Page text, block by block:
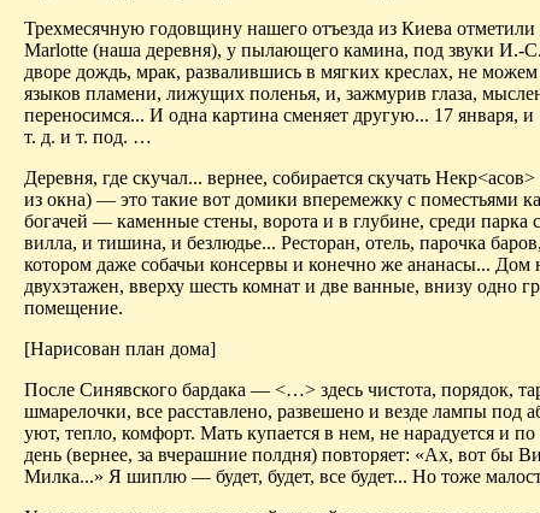
Трехмесячную годовщину нашего отъезда из Киева отметили
Marlotte (наша деревня), у пылающего камина, под звуки И.-
дворе дождь, мрак, развалившись в мягких креслах, не можем
языков пламени, лижущих поленья, и, зажмурив глаза,
переносимся... И одна картина сменяет другую... 17 января, и
т. д. и т. под. …
Деревня, где скучал... вернее, собирается скучать
из окна) — это такие вот домики вперемежку с поместьями
богачей — каменные стены, ворота и в глубине, среди парка
вилла, и тишина, и безлюдье... Ресторан, отель, парочка
котором даже собачьи консервы и конечно же ананасы... Дом
двухэтажен, вверху шесть комнат и две ванные, внизу одно
помещение.
[Нарисован план дома]
После Синявского бардака — <…> здесь чистота, порядок,
шмарелочки, все расставлено, развешено и везде лампы под
уют, тепло, комфорт. Мать купается в нем, не нарадуется и по
день (вернее, за вчерашние полдня) повторяет: «Ах, вот бы
Милка...» Я шиплю — будет, будет, все будет... Но тоже